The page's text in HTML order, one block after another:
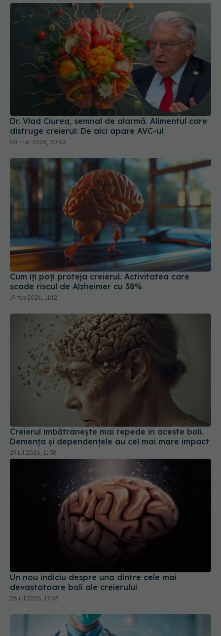
Dr. Vlad Ciurea, semnal de alarmă. Alimentul care
distruge creierul: De aici apare AVC-ul
08 mar 2026, 20:03
Cum îți poți proteja creierul. Activitatea care
scade riscul de Alzheimer cu 38%
19 feb 2026, 11:12
Creierul îmbătrânește mai repede în aceste boli.
Demența și dependențele au cel mai mare impact
29 iul 2026, 11:38
Un nou indiciu despre una dintre cele mai
devastatoare boli ale creierului
26 iul 2026, 17:03